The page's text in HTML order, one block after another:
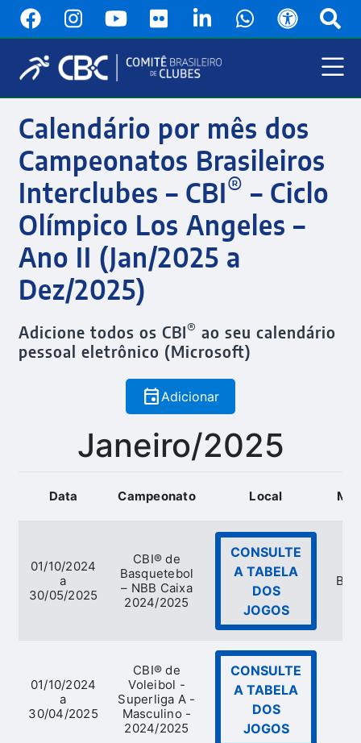
conteúdo
Principal
Calendário por mês dos
Campeonatos Brasileiros
Interclubes – CBI ® – Ciclo
Olímpico Los Angeles –
Ano II (Jan/2025 a
Dez/2025)
Adicione todos os CBI ® ao seu calendário
pessoal eletrônico (Microsoft)
event Adicionar
Janeiro/2025
Data Campeonato Local
01/10/2024
a
30/05/2025
CBI® de
Basquetebol
– NBB Caixa
2024/2025
CONSULTE
A TABELA
DOS
JOGOS
01/10/2024
a
30/04/2025
CBI® de
Voleibol -
Superliga A -
Masculino -
2024/2025
CONSULTE
A TABELA
DOS
JOGOS